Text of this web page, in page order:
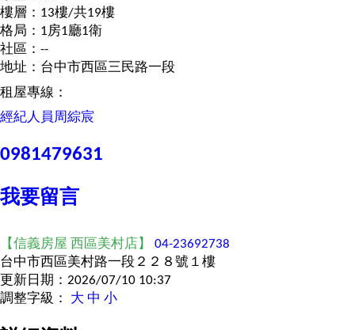
樓層：13樓/共19樓
格局：1房1廳1衛
社區：--
地址：台中市西區三民路一段
租屋專線：
經紀人員周綜宸
0981479631
我要留言
【信義房屋 西區美村店】 04-23692738
台中市西區美村路一段２２８號１樓
更新日期：2026/07/10 10:37
調整字級：
大 中 小